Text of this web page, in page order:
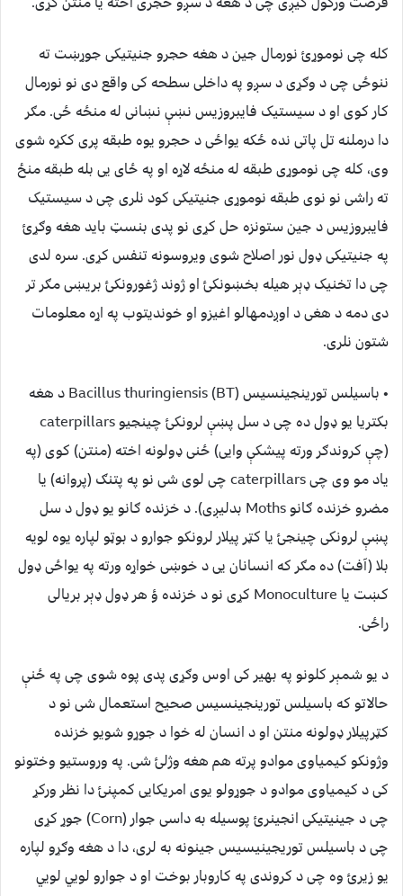
کله چی نوموړئ نورمال جین د هغه حجرو جنیتیکی جوړښت ته
ننوځی چی د وګړی د سږو په داخلی سطحه کی واقع دی نو نورمال
کار کوی او د سیستیک فایبروزیس نښې نښانی له منځه ځی. مګر
دا درملنه تل پاتی نده ځکه یواځی د حجرو یوه طبقه پری ککړه شوی
وی، کله چی نوموړی طبقه له منځه لاړه او په ځای یی بله طبقه منځ
ته راشی نو نوی طبقه نوموړی جنیتیکی کود نلری چی د سیستیک
فایبروزیس د جین ستونزه حل کړی نو پدی بنسټ باید هغه وګړئ
په جنیتیکی ډول نور اصلاح شوی ویروسونه تنفس کړی. سره لدی
چی دا تخنیک ډېر هیله بخښونکئ او ژوند ژغورونکئ بریښی مګر تر
دی دمه د هغی د اوږدمهالو اغیزو او خوندیتوب په اړه معلومات
شتون نلری.
• باسیلس تورینجینسیس Bacillus thuringiensis (BT) د هغه
بکتریا یو ډول ده چی د سل پښې لرونکئ چینجیو caterpillars
(چې کروندګر ورته پیشکې وایی) ځنی ډولونه اخته (منتن) کوی (په
یاد مو وی چی caterpillars چی لوی شی نو په پتنګ (پروانه) یا
مضرو خزنده ګانو Moths بدلیږی). د خزنده ګانو یو ډول د سل
پښې لرونکی چینجئ یا کټر پیلار لرونکو جوارو د بوټو لپاره یوه لویه
بلا (آفت) ده مګر که انسانان یی د خوښی خواړه ورته په یواځی ډول
کښت یا Monoculture کړی نو د خزنده ؤ هر ډول ډېر بریالی
راځی.
د یو شمېر کلونو په بهیر کی اوس وګړی پدی پوه شوی چی په ځنې
حالاتو که باسیلس تورینجینسیس صحیح استعمال شی نو د
کټرپیلار ډولونه منتن او د انسان له خوا د جوړو شویو خزنده
وژونکو کیمیاوی موادو پرته هم هغه وژلئ شی. په وروستیو وختونو
کی د کیمیاوی موادو د جوړولو یوی امریکایی کمپنئ دا نظر ورکړ
چی د جینیتیکی انجینرئ پوسیله به داسی جوار (Corn) جوړ کړی
چی د باسیلس توریجینیسیس جینونه به لری، دا د هغه وګړو لپاره
یو زیرئ وه چی د کروندی په کاروبار بوخت او د جوارو لويي لويي